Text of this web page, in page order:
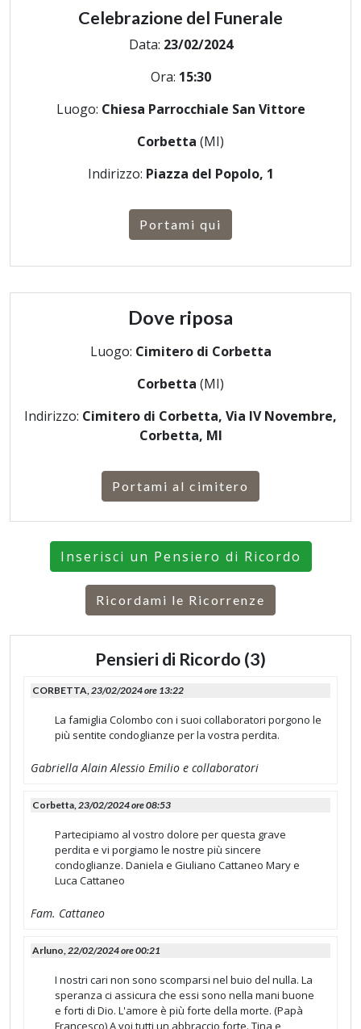
Celebrazione del Funerale
Data: 23/02/2024
Ora: 15:30
Luogo: Chiesa Parrocchiale San Vittore
Corbetta (MI)
Indirizzo: Piazza del Popolo, 1
Portami qui
Dove riposa
Luogo: Cimitero di Corbetta
Corbetta (MI)
Indirizzo: Cimitero di Corbetta, Via IV Novembre,
Corbetta, MI
Portami al cimitero
Inserisci un Pensiero di Ricordo
Ricordami le Ricorrenze
Pensieri di Ricordo (3)
CORBETTA,23/02/2024 ore 13:22
La famiglia Colombo con i suoi collaboratori porgono le
più sentite condoglianze per la vostra perdita.
Gabriella Alain Alessio Emilio e collaboratori
Corbetta,23/02/2024 ore 08:53
Partecipiamo al vostro dolore per questa grave
perdita e vi porgiamo le nostre più sincere
condoglianze. Daniela e Giuliano Cattaneo Mary e
Luca Cattaneo
Fam. Cattaneo
Arluno,22/02/2024 ore 00:21
I nostri cari non sono scomparsi nel buio del nulla. La
speranza ci assicura che essi sono nella mani buone
e forti di Dio. L'amore è più forte della morte. (Papà
Francesco) A voi tutti un abbraccio forte. Tina e